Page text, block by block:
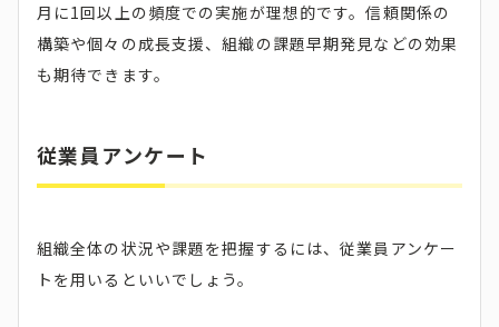
月に1回以上の頻度での実施が理想的です。信頼関係の
構築や個々の成長支援、組織の課題早期発見などの効果
も期待できます。
従業員アンケート
組織全体の状況や課題を把握するには、従業員アンケー
トを用いるといいでしょう。